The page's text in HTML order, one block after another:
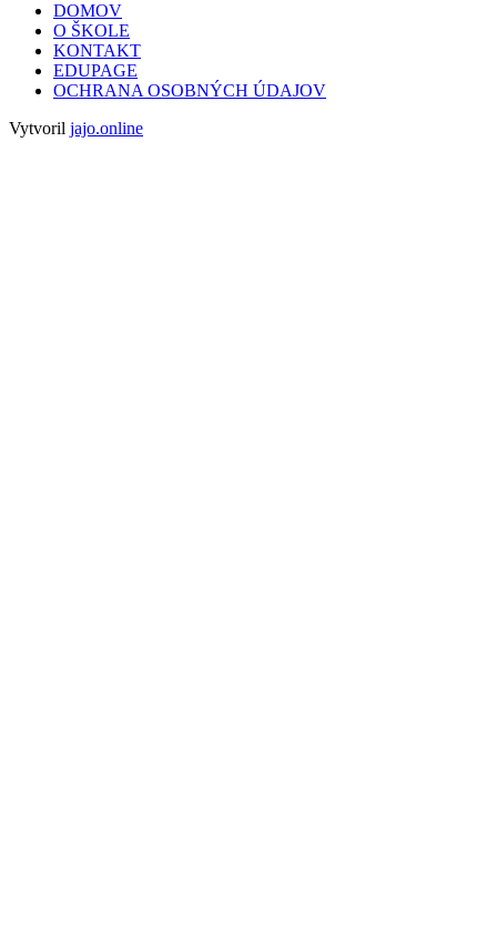
DOMOV
O ŠKOLE
KONTAKT
EDUPAGE
OCHRANA OSOBNÝCH ÚDAJOV
Vytvoril jajo.online